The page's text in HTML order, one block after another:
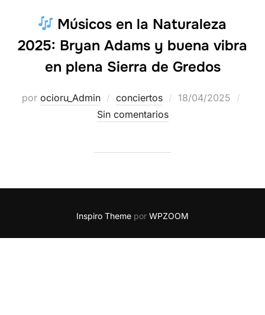
Músicos en la Naturaleza
2025: Bryan Adams y buena vibra
en plena Sierra de Gredos
por ocioru_Admin conciertos
18/04/2025
Sin comentarios
Inspiro Theme por WPZOOM